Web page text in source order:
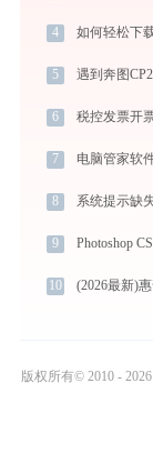
4
5
6
7
8 系统提示缺
9 Photoshop
10
版权所有© 2010 -